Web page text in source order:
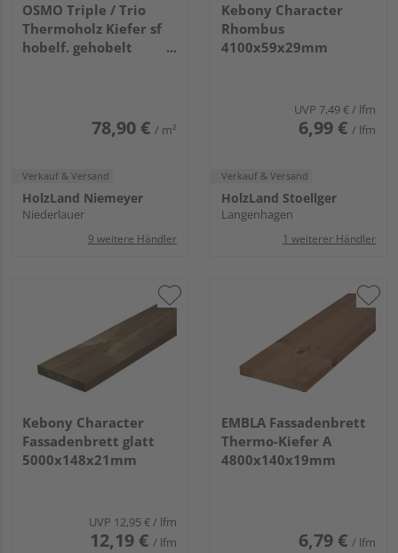
OSMO Triple / Trio
Thermoholz Kiefer sf
hobelf. gehobelt
78,90 € / m²
Verkauf & Versand
HolzLand Niemeyer
Niederlauer
9 weitere Händler
Kebony Character
Rhombus
4100x59x29mm
UVP 7,49 €/ lfm
6,99 € / lfm
Verkauf & Versand
HolzLand Stoellger
Langenhagen
1 weiterer Händler
Kebony Character
Fassadenbrett glatt
5000x148x21mm
UVP 12,95 €/ lfm
12,19 € / lfm
EMBLA Fassadenbrett
Thermo-Kiefer A
4800x140x19mm
6,79 € / lfm